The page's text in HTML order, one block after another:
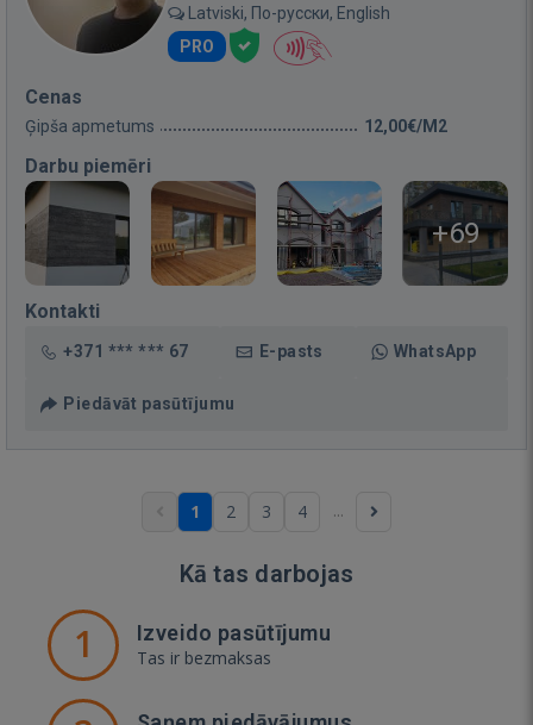
Latviski, По-русски, English
PRO
Cenas
Ģipša apmetums 12,00€/M2
Darbu piemēri
+69
Kontakti
+371 *** *** 67 E-pasts WhatsApp
Piedāvāt pasūtījumu
1 2 3 4 ...
Kā tas darbojas
1 Izveido pasūtījumu
Tas ir bezmaksas